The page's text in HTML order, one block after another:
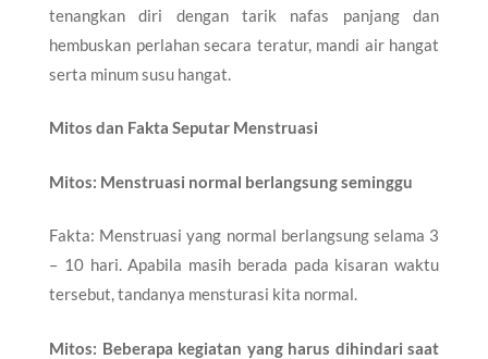
tenangkan diri dengan tarik nafas panjang dan
hembuskan perlahan secara teratur, mandi air hangat
serta minum susu hangat.
Mitos dan Fakta Seputar Menstruasi
Mitos: Menstruasi normal berlangsung seminggu
Fakta: Menstruasi yang normal berlangsung selama 3
– 10 hari. Apabila masih berada pada kisaran waktu
tersebut, tandanya mensturasi kita normal.
Mitos: Beberapa kegiatan yang harus dihindari saat